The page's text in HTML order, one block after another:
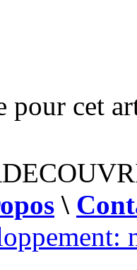
pour cet
\